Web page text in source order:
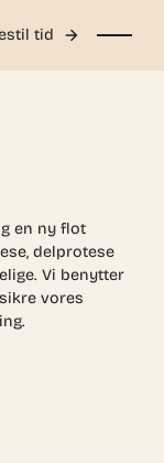
tid
en ny flot
delprotese
Vi benytter
vores